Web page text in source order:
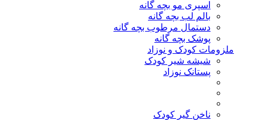
اسپری مو بچه گانه
بالم لب بچه گانه
دستمال مرطوب بچه گانه
پوشک بچه گانه
ملزومات کودک و نوزاد
شیشه شیر کودک
پستانک نوزاد
ناخن گیر کودک